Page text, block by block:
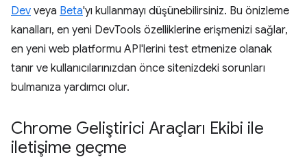
Dev veya Beta'yı kullanmayı düşünebilirsiniz. Bu önizleme
kanalları, en yeni DevTools özelliklerine erişmenizi sağlar,
en yeni web platformu API'lerini test etmenize olanak
tanır ve kullanıcılarınızdan önce sitenizdeki sorunları
bulmanıza yardımcı olur.
Chrome Geliştirici Araçları Ekibi ile
iletişime geçme